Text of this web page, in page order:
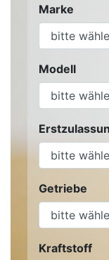
Marke
Modell
Getriebe
Kraftstoff